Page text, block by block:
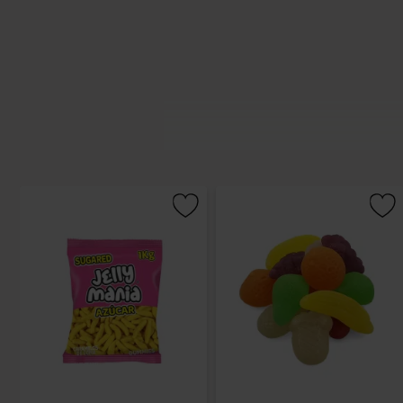
JAKE S.A. är ett familjeägt spanskt
bröderna Vicente, som började
I dag är Jake´s lokaler utspridda